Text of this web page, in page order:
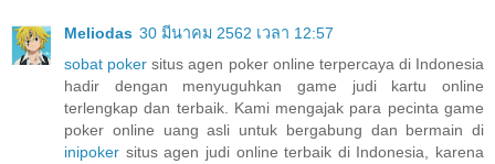
Meliodas 30 มีนาคม 2562 เวลา 12:57
sobat poker situs agen poker online terpercaya di Indonesia
hadir dengan menyuguhkan game judi kartu online
terlengkap dan terbaik. Kami mengajak para pecinta game
poker online uang asli untuk bergabung dan bermain di
inipoker situs agen judi online terbaik di Indonesia, karena